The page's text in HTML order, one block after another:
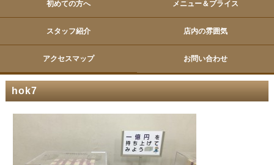
初めての方へ メニュー＆プライス
スタッフ紹介 店内の雰囲気
アクセスマップ お問い合わせ
hok7